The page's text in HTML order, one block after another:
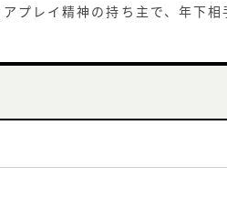
プレイ精神の持ち主で、年下